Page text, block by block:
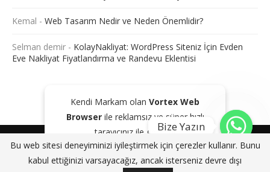
Kendi Markam olan Vortex Web
Browserile reklamsız ve süper hızlı
tarayıcınız ile gezinin!
GOOGLE PLAY'DEN İNDIR KAPAT
Kemal - Web Tasarım Nedir ve Neden Önemlidir?
Selman demir - KolayNakliyat: WordPress Siteniz İçin Evden
Eve Nakliyat Fiyatlandırma ve Randevu Eklentisi
Bu web sitesi deneyiminizi iyileştirmek için çerezler kullanır. Bunu
kabul ettiğinizi varsayacağız, ancak isterseniz devre dışı
@2024 - Tüm Haklarım Saklıdır. Sitede bulunan içeriklerin bir kısmı veya
tamamı kaynak gösterilse dahi kopyalanması, çoğaltılması ve
dağıtılması yasaktır. Aksi durumda yasal yollar ile işlem başlatacağımızı
Bize Yazın